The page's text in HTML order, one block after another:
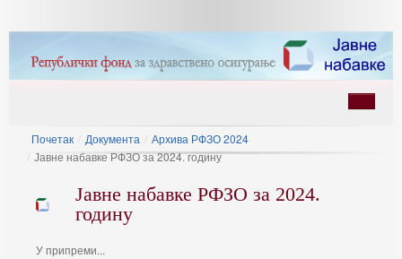
Почетак / Документа / Архива РФЗО 2024
/ Јавне набавке РФЗО за 2024. годину
Јавне набавке РФЗО за 2024.
годину
У припреми...